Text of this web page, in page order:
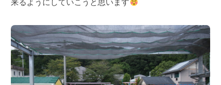
来るようにしていこうと思います